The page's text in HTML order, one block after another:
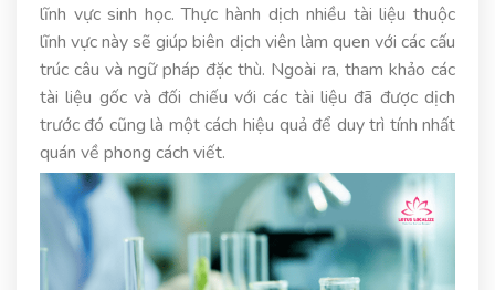
lĩnh vực sinh học. Thực hành dịch nhiều tài liệu thuộc
lĩnh vực này sẽ giúp biên dịch viên làm quen với các cấu
trúc câu và ngữ pháp đặc thù. Ngoài ra, tham khảo các
tài liệu gốc và đối chiếu với các tài liệu đã được dịch
trước đó cũng là một cách hiệu quả để duy trì tính nhất
quán về phong cách viết.